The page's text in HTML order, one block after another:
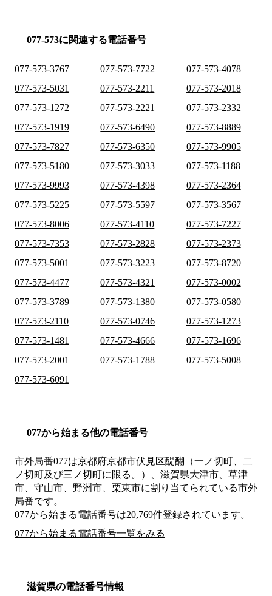
077-573に関連する電話番号
077-573-3767 077-573-7722
077-573-4078
077-573-5031
077-573-2211
077-573-2018
077-573-1272
077-573-2221
077-573-2332
077-573-1919
077-573-6490
077-573-8889
077-573-7827
077-573-6350
077-573-9905
077-573-5180
077-573-3033
077-573-1188
077-573-9993
077-573-4398
077-573-2364
077-573-5225
077-573-5597
077-573-3567
077-573-8006
077-573-4110
077-573-7227
077-573-7353
077-573-2828
077-573-2373
077-573-5001
077-573-3223
077-573-8720
077-573-4477
077-573-4321
077-573-0002
077-573-3789
077-573-1380
077-573-0580
077-573-2110
077-573-0746
077-573-1273
077-573-1481
077-573-4666
077-573-1696
077-573-2001
077-573-1788
077-573-5008
077-573-6091
077から始まる他の電話番号
市外局番077は京都府京都市伏見区醍醐（一ノ切町、二
ノ切町及び三ノ切町に限る。）、滋賀県大津市、草津
市、守山市、野洲市、栗東市に割り当てられている市外
局番です。
077から始まる電話番号は20,769件登録されています。
077から始まる電話番号一覧をみる
滋賀県の電話番号情報